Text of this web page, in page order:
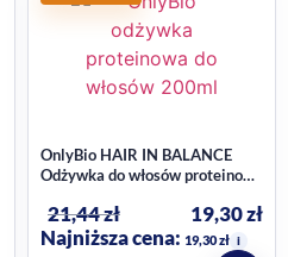
OnlyBio HAIR IN BALANCE
Odżywka do włosów proteinowa
21,44zł 19,30zł
Najniższa cena: 19,30zł i